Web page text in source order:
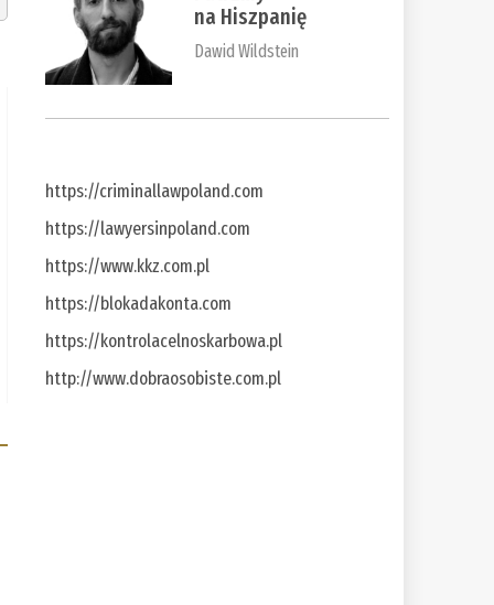
na Hiszpanię
Dawid Wildstein
https://criminallawpoland.com
https://lawyersinpoland.com
https://www.kkz.com.pl
https://blokadakonta.com
https://kontrolacelnoskarbowa.pl
http://www.dobraosobiste.com.pl